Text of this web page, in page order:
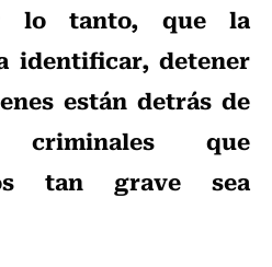
lo tanto, que la
identificar, detener
están detrás de
criminales que
tan grave sea